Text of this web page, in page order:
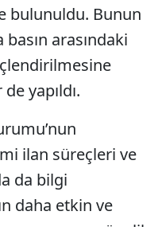
bulunuldu. Bunun
arasındaki
yapıldı.
ilan süreçleri ve
da bilgi
daha etkin ve